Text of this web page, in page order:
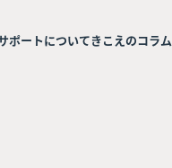
ポートについてきこえのコラム